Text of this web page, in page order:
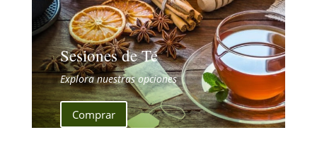
Sesiones de Té
Explora nuestras opciones
Comprar